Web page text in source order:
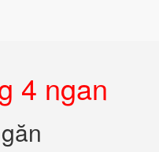
4 ngan